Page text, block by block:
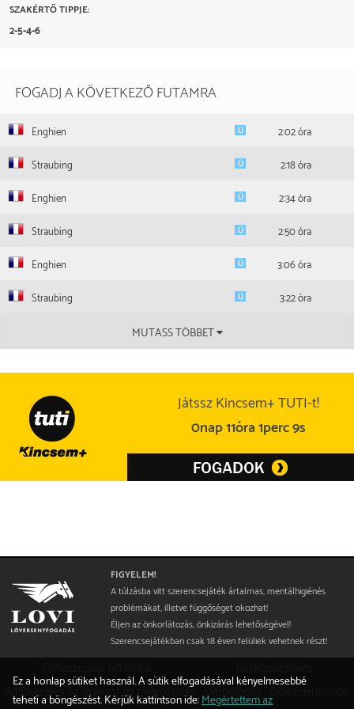
2025.08.02 2.
SZAKÉRTŐ TIPPJE:
2-5-4-6
FOGADJ A KÖVETKEZŐ FUTAMRA
Enghien
2:02 óra
Straubing
2:18 óra
Enghien
2:34 óra
Straubing
2:50 óra
Enghien
3:06 óra
Straubing
3:22 óra
MUTASS TÖBBET
Játssz Kincsem+ TUTI-t!
0nap 11óra 1perc 9s
FIGYELEM!
A túlzásba vitt szerencsejáték ártalmas, mentálhigiénés
problémákat, illetve függőséget okozhat!
Éljen az önkorlátozás, önkizárás lehetőségével!
Szerencsejátékban csak 18 éven felüliek vehetnek részt!
Adatkezelési Szabályzat és tájékoztatás Elérhetőség Dokumentumok
Ez a honlap sütiket használ. A sütik elfogadásával kényelmesebbé
teheti a böngészést. Kérjük kattintson ide:Megértettem az